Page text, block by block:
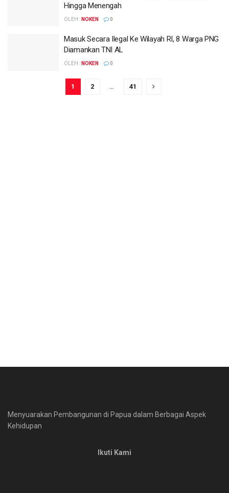
Hingga Menengah
OLEH : NOKEN 0
Masuk Secara Ilegal Ke Wilayah RI, 8 Warga PNG
Diamankan TNI AL
OLEH : NOKEN 0
1 2 41
Menyuarakan Pembangunan di Papua dalam Berbagai Aspek
Kehidupan
Ikuti Kami